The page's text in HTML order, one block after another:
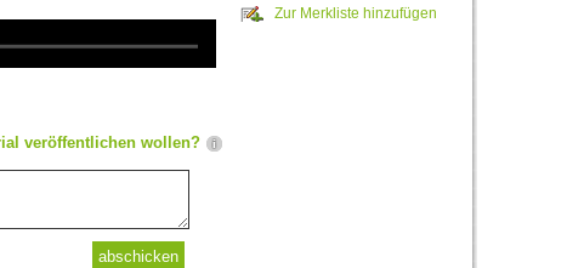
Zur Merkliste hinzufügen
veröffentlichen wollen?